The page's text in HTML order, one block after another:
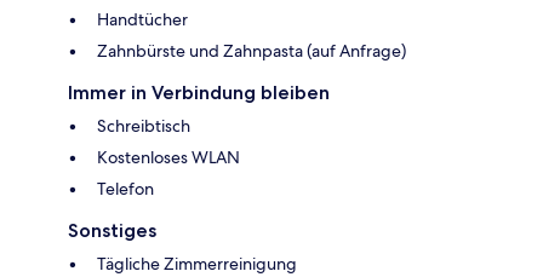
Handtücher
Zahnbürste und Zahnpasta (auf Anfrage)
Immer in Verbindung bleiben
Schreibtisch
Kostenloses WLAN
Telefon
Sonstiges
Tägliche Zimmerreinigung